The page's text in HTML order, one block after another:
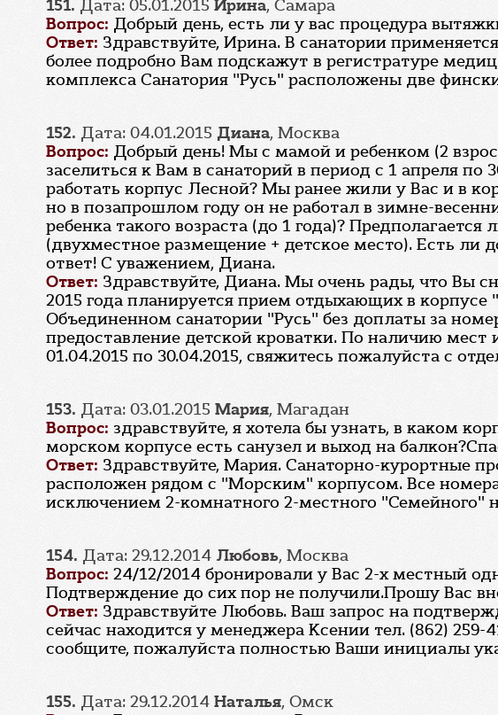
151. Дата: 05.01.2015 Ирина, Самара
Вопрос: Добрый день, есть ли у вас процедура
Ответ: Здравствуйте, Ирина. В санатории
более подробно Вам подскажут в регистратуре
комплекса Санатория "Русь" расположены две
152. Дата: 04.01.2015 Диана, Москва
Вопрос: Добрый день! Мы с мамой и ребенком (2
заселиться к Вам в санаторий в период с 1 апреля
работать корпус Лесной? Мы ранее жили у Вас и в
но в позапрошлом году он не работал в зимне-
ребенка такого возраста (до 1 года)?
(двухместное размещение + детское место). Есть ли
ответ! С уважением, Диана.
Ответ: Здравствуйте, Диана. Мы очень рады, что Вы
2015 года планируется прием отдыхающих в
Объединенном санатории "Русь" без доплаты за
предоставление детской кроватки. По наличию
01.04.2015 по 30.04.2015, свяжитесь пожалуйста с
153. Дата: 03.01.2015 Мария, Магадан
Вопрос: здравствуйте, я хотела бы узнать, в каком
морском корпусе есть санузел и выход на
Ответ: Здравствуйте, Мария. Санаторно-курортные
расположен рядом с "Морским" корпусом. Все
исключением 2-комнатного 2-местного "Семейного"
154. Дата: 29.12.2014 Любовь, Москва
Вопрос: 24/12/2014 бронировали у Вас 2-х местный
Подтверждение до сих пор не получили.Прошу Вас
Ответ: Здравствуйте Любовь. Ваш запрос на
сейчас находится у менеджера Ксении тел. (862)
сообщите, пожалуйста полностью Ваши инициалы
155. Дата: 29.12.2014 Наталья, Омск